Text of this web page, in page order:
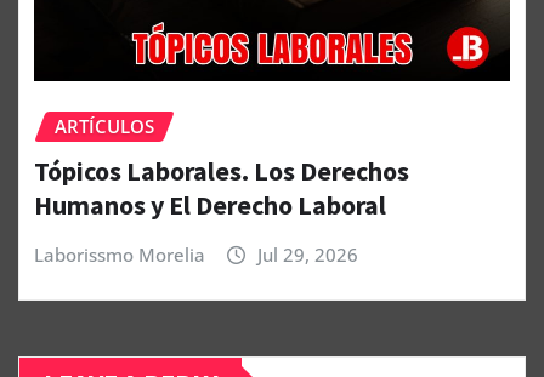
ARTÍCULOS
Tópicos Laborales. Los Derechos
Humanos y El Derecho Laboral
Laborissmo Morelia Jul 29, 2026